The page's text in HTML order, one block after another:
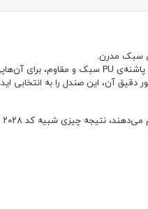
سبک مدرن.
آن، این صندل را به انتخابی
نتیجه چیزی شبیه کد ۲۰۲۸ می‌شود.